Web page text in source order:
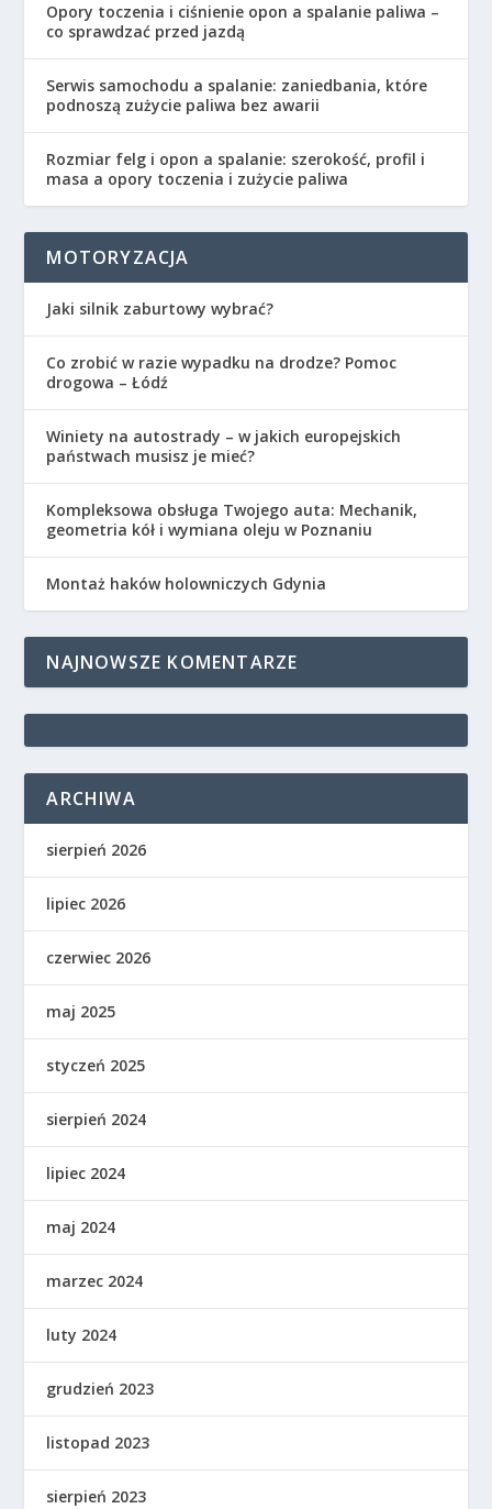
Opory toczenia i ciśnienie opon a spalanie paliwa –
co sprawdzać przed jazdą
Serwis samochodu a spalanie: zaniedbania, które
podnoszą zużycie paliwa bez awarii
Rozmiar felg i opon a spalanie: szerokość, profil i
masa a opory toczenia i zużycie paliwa
MOTORYZACJA
Jaki silnik zaburtowy wybrać?
Co zrobić w razie wypadku na drodze? Pomoc
drogowa – Łódź
Winiety na autostrady – w jakich europejskich
państwach musisz je mieć?
Kompleksowa obsługa Twojego auta: Mechanik,
geometria kół i wymiana oleju w Poznaniu
Montaż haków holowniczych Gdynia
NAJNOWSZE KOMENTARZE
ARCHIWA
sierpień 2026
lipiec 2026
czerwiec 2026
maj 2025
styczeń 2025
sierpień 2024
lipiec 2024
maj 2024
marzec 2024
luty 2024
grudzień 2023
listopad 2023
sierpień 2023